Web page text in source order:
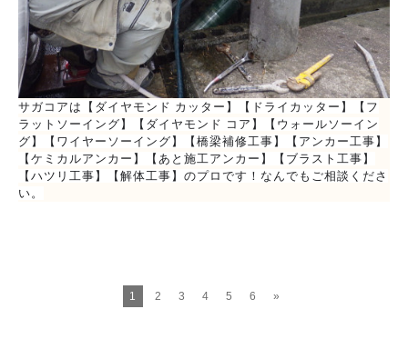
サガコアは【ダイヤモンド カッター】【ドライカッター】【フ
ラットソーイング】【ダイヤモンド コア】【ウォールソーイン
グ】【ワイヤーソーイング】【橋梁補修工事】【アンカー工事】
【ケミカルアンカー】【あと施工アンカー】【ブラスト工事】
【ハツリ工事】【解体工事】のプロです！なんでもご相談くださ
い。
1 2 3 4 5 6 »